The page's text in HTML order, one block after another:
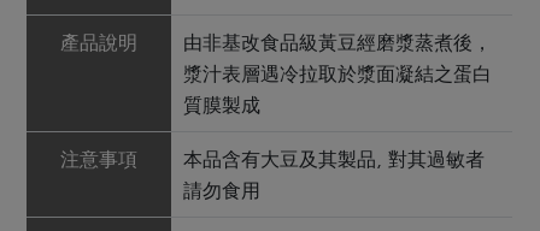
產品說明
由非基改食品級黃豆經磨漿蒸煮後，
漿汁表層遇冷拉取於漿面凝結之蛋白
質膜製成
注意事項
本品含有大豆及其製品, 對其過敏者
請勿食用